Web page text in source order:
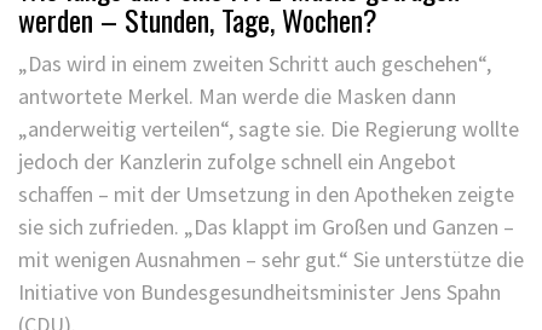
werden – Stunden, Tage, Wochen?
„Das wird in einem zweiten Schritt auch geschehen“,
antwortete Merkel. Man werde die Masken dann
„anderweitig verteilen“, sagte sie. Die Regierung wollte
jedoch der Kanzlerin zufolge schnell ein Angebot
schaffen – mit der Umsetzung in den Apotheken zeigte
sie sich zufrieden. „Das klappt im Großen und Ganzen –
mit wenigen Ausnahmen – sehr gut.“ Sie unterstütze die
Initiative von Bundesgesundheitsminister Jens Spahn